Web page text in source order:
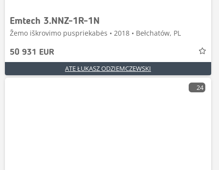
Emtech 3.NNZ-1R-1N
Žemo iškrovimo puspriekabės • 2018 • Bełchatów, PL
50 931 EUR
ATE ŁUKASZ ODZIEMCZEWSKI
24